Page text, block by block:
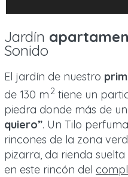
Jardín
Sonido
El jardín de nuestro
de 130 m 2 tiene un
piedra donde más de
quiero”. Un Tilo
rincones de la zona
pizarra, da rienda
en este rincón del